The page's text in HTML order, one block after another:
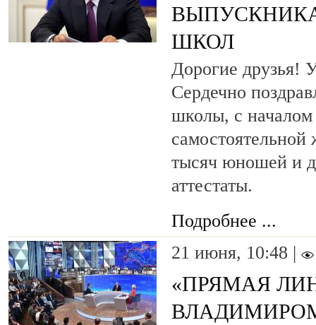
ШКОЛ
Дорогие друзья!
Сердечно
школы, с
тысяч юношей и
аттестаты.
Подробнее ...
21 июня, 10:48 |
«ПРЯМАЯ